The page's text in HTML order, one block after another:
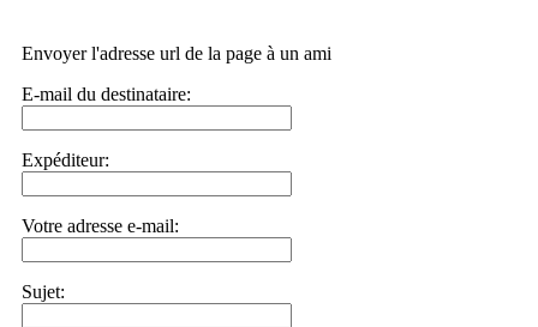
Envoyer l'adresse url de la page à un ami
E-mail du destinataire:
Expéditeur:
Votre adresse e-mail:
Sujet: